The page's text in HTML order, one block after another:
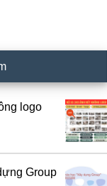
logo
Group